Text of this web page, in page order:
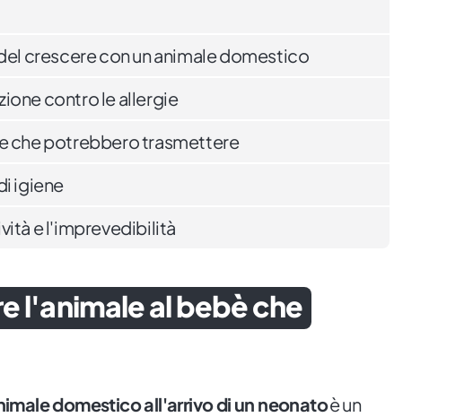
crescere con un animale domestico
contro le allergie
che potrebbero trasmettere
igiene
e l'imprevedibilità
l'animale al bebè che
domestico all'arrivo di un neonatoè un